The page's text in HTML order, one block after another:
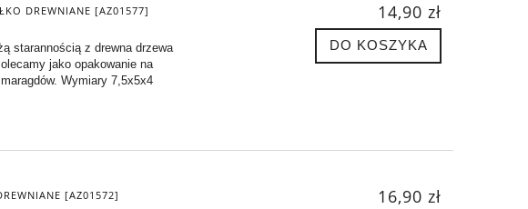
DREWNIANE [AZ01577]
starannością z drewna drzewa
jako opakowanie na
Wymiary 7,5x5x4
14,90 zł
DO KOSZYKA
[AZ01572] 16,90 zł